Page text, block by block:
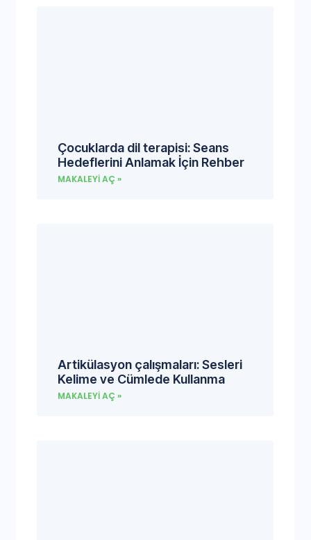
Çocuklarda dil terapisi: Seans
Hedeflerini Anlamak İçin Rehber
MAKALEYI AÇ »
Artikülasyon çalışmaları: Sesleri
Kelime ve Cümlede Kullanma
MAKALEYI AÇ »